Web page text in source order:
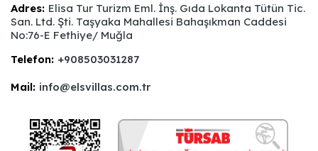
Adres: Elisa Tur Turizm Eml. İnş. Gıda Lokanta Tütün Tic.
San. Ltd. Şti. Taşyaka Mahallesi Bahaşıkman Caddesi
No:76-E Fethiye/ Muğla
Telefon: +908503031287
Mail: info@elsvillas.com.tr